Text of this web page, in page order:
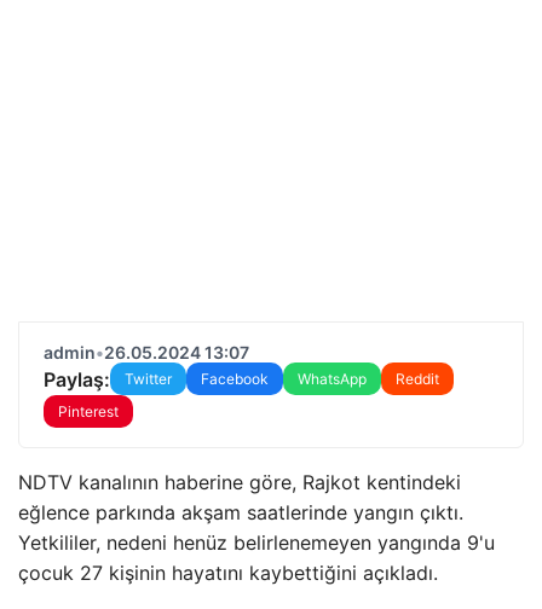
admin•26.05.2024 13:07
Paylaş: Twitter Facebook WhatsApp
Reddit
Pinterest
NDTV kanalının haberine göre, Rajkot kentindeki
eğlence parkında akşam saatlerinde yangın çıktı.
Yetkililer, nedeni henüz belirlenemeyen yangında 9'u
çocuk 27 kişinin hayatını kaybettiğini açıkladı.